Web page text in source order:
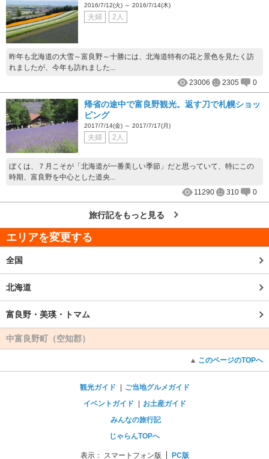
2016/7/12(火) ～ 2016/7/14(木)
夫婦 2人
昨年も北海道の大雪～富良野～十勝には、北海道特有の花と景色を見たく訪
れましたが、今年も訪れました...
23006
2305 0
帰省の途中で富良野観光。返す刀で札幌ショッ
ピング
2017/7/14(金) ～ 2017/7/17(月)
夫婦 2人
ぼくは、７月こそが「北海道が一番美しい季節」だと思っていて、特にこの
時期、富良野を中心とした道央...
11290
310 0
旅行記をもっと見る
エリアを変更する
全国
北海道
富良野・美瑛・トマム
中富良野町（空知郡）
このページのTOPへ
観光ガイド
ご当地グルメガイド
イベントガイド
お土産ガイド
みんなの旅行記
じゃらんTOPへ
表示： スマートフォン版 PC版